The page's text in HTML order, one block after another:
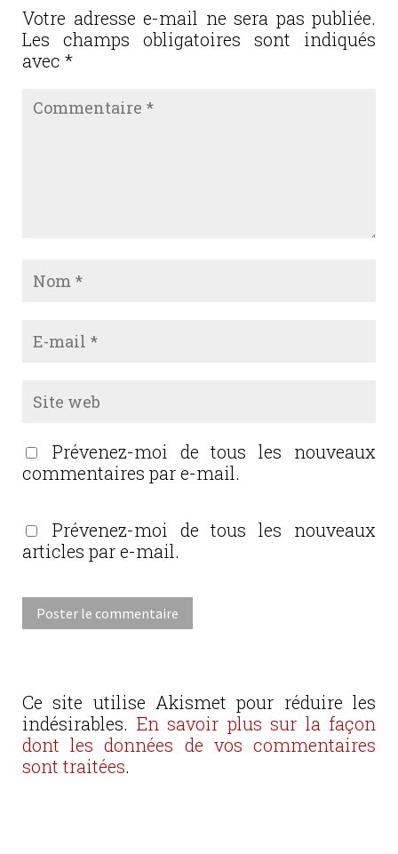
o
k
Votre adresse e-mail ne sera pas publiée.
Les champs obligatoires sont indiqués
avec *
Prévenez-moi de tous les nouveaux
commentaires par e-mail.
Prévenez-moi de tous les nouveaux
articles par e-mail.
Ce site utilise Akismet pour réduire les
indésirables. En savoir plus sur la façon
dont les données de vos commentaires
sont traitées.